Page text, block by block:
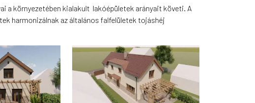
a környezetében kialakult lakóépületek arányait követi. A
harmonizálnak az általános falfelületek tojáshéj